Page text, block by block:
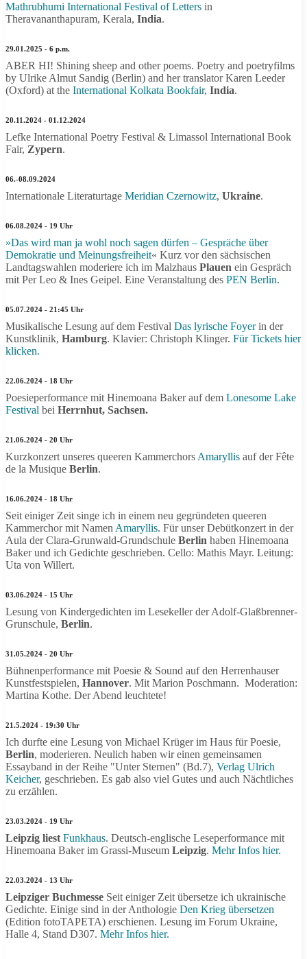
Mathrubhumi International Festival of Letters in
Theravananthapuram, Kerala, India.
29.01.2025 - 6 p.m.
ABER HI! Shining sheep and other poems. Poetry and poetryfilms
by Ulrike Almut Sandig (Berlin) and her translator Karen Leeder
(Oxford) at the International Kolkata Bookfair, India.
20.11.2024 - 01.12.2024
Lefke International Poetry Festival & Limassol International Book
Fair, Zypern.
06.-08.09.2024
Internationale Literaturtage Meridian Czernowitz, Ukraine.
06.08.2024 - 19 Uhr
»Das wird man ja wohl noch sagen dürfen – Gespräche über
Demokratie und Meinungsfreiheit« Kurz vor den sächsischen
Landtagswahlen moderiere ich im Malzhaus Plauen ein Gespräch
mit Per Leo & Ines Geipel. Eine Veranstaltung des PEN Berlin.
05.07.2024 - 21:45 Uhr
Musikalische Lesung auf dem Festival Das lyrische Foyerin der
Kunstklinik, Hamburg. Klavier: Christoph Klinger. Für Tickets hier
klicken.
22.06.2024 - 18 Uhr
Poesieperformance mit Hinemoana Baker auf dem Lonesome Lake
Festival bei Herrnhut, Sachsen.
21.06.2024 - 20 Uhr
Kurzkonzert unseres queeren Kammerchors Amaryllis auf der Fête
de la Musique Berlin.
16.06.2024 - 18 Uhr
Seit einiger Zeit singe ich in einem neu gegründeten queeren
Kammerchor mit Namen Amaryllis. Für unser Debütkonzert in der
Aula der Clara-Grunwald-Grundschule Berlin haben Hinemoana
Baker und ich Gedichte geschrieben. Cello: Mathis Mayr. Leitung:
Uta von Willert.
03.06.2024 - 15 Uhr
Lesung von Kindergedichten im Lesekeller der Adolf-Glaßbrenner-
Grunschule, Berlin.
31.05.2024 - 20 Uhr
Bühnenperformance mit Poesie & Sound auf den Herrenhauser
Kunstfestspielen, Hannover. Mit Marion Poschmann. Moderation:
Martina Kothe. Der Abend leuchtete!
21.5.2024 - 19:30 Uhr
Ich durfte eine Lesung von Michael Krüger im Haus für Poesie,
Berlin, moderieren. Neulich haben wir einen gemeinsamen
Essayband in der Reihe "Unter Sternen" (Bd.7), Verlag Ulrich
Keicher, geschrieben. Es gab also viel Gutes und auch Nächtliches
zu erzählen.
23.03.2024 - 19 Uhr
Leipzig liest Funkhaus. Deutsch-englische Leseperformance mit
Hinemoana Baker im Grassi-Museum Leipzig. Mehr Infos hier.
22.03.2024 - 13 Uhr
Leipziger Buchmesse Seit einiger Zeit übersetze ich ukrainische
Gedichte. Einige sind in der Anthologie Den Krieg übersetzen
(Edition fotoTAPETA) erschienen. Lesung im Forum Ukraine,
Halle 4, Stand D307. Mehr Infos hier.